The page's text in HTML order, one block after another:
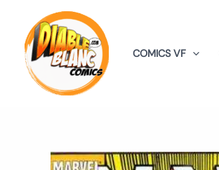
contenu
COMICS VF